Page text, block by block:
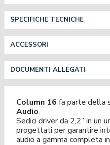
SPECIFICHE TECNICHE
ACCESSORI
DOCUMENTI ALLEGATI
Column 16 fa parte della
Audio.
Sedici driver da 2,2” in un
progettati per garantire
audio a gamma completa